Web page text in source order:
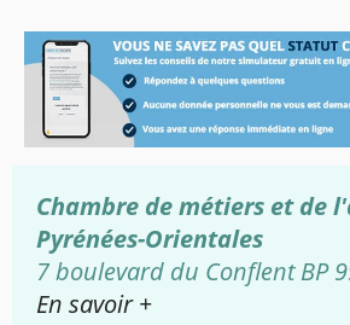
Chambre de métiers et de
Pyrénées-Orientales
7 boulevard du Conflent BP
En savoir +